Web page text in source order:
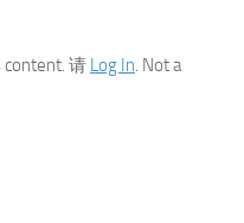
content. 请 Log In. Not a